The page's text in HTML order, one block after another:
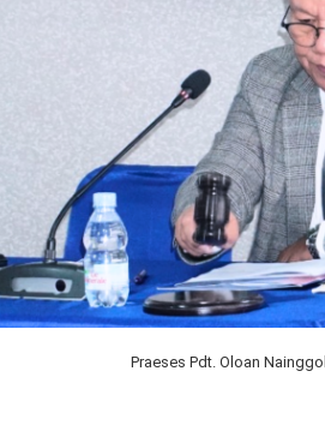
Praeses Pdt. Oloan